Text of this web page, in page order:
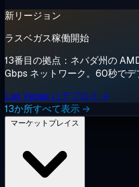
新リージョン
ラスベガス稼働開始
13番目の拠点：ネバダ州の
Gbps ネットワーク。60秒でデ
Las Vegas にデプロイ →
13か所すべて表示 →